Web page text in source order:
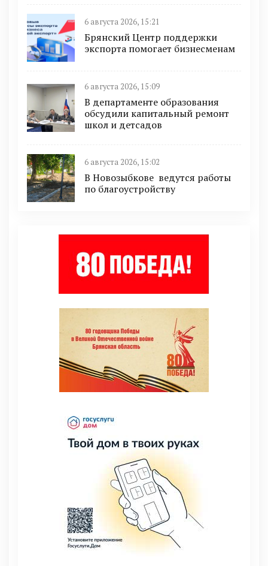
6 августа 2026, 15:21
Брянский Центр поддержки
экспорта помогает бизнесменам
6 августа 2026, 15:09
В департаменте образования
обсудили капитальный ремонт
школ и детсадов
6 августа 2026, 15:02
В Новозыбкове ведутся работы
по благоустройству